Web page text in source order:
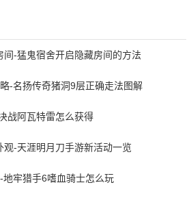
-猛鬼宿舍开启隐藏房间的方法
-名扬传奇猪洞9层正确走法图解
战阿瓦特雷怎么获得
观-天涯明月刀手游新活动一览
牢猎手6嗜血骑士怎么玩